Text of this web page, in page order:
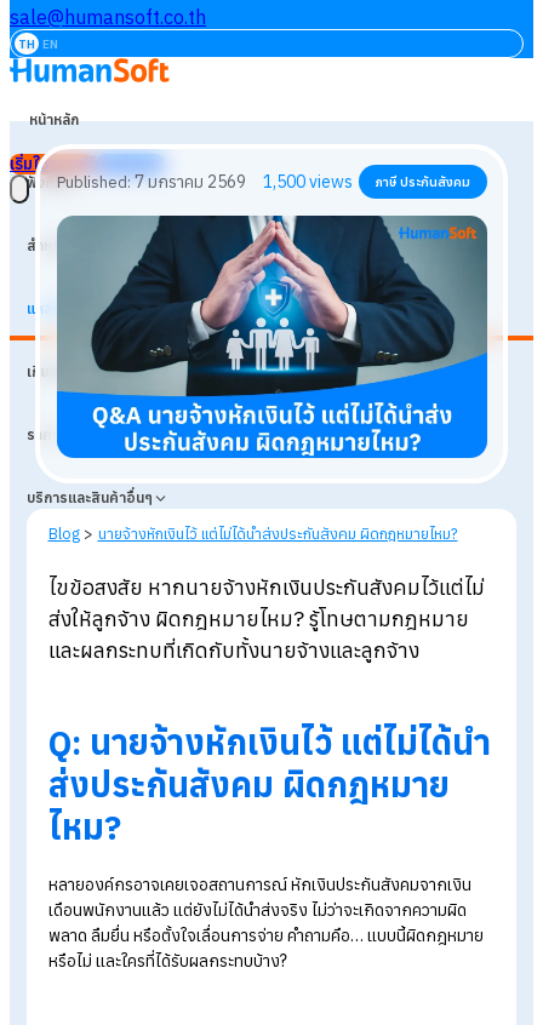
sale@humansoft.co.th
TH EN
หน้าหลัก
ฟังก์ชัน
สำหรับธุรกิจ
แหล่งเรียนรู้
เกี่ยวกับเรา
ราคา
บริการและสินค้าอื่นๆ
เริ่มใช้งานฟรี
Published:7 มกราคม 2569 1,500views ภาษี ประกันสังคม
Blog > นายจ้างหักเงินไว้ แต่ไม่ได้นำส่งประกันสังคม ผิดกฎหมายไหม?
ไขข้อสงสัย หากนายจ้างหักเงินประกันสังคมไว้แต่
และผลกระทบที่เกิดกับทั้งนายจ้างและลูกจ้าง